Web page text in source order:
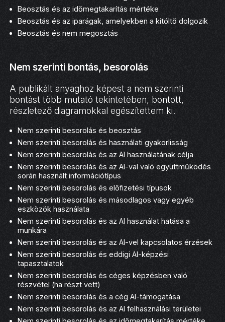
Beosztás és az időmegtakarítás mértéke
Beosztás és az iparágak, amelyekben a kitöltő dolgozik
Beosztás és nem megosztás
Nem szerinti bontás, besorolás
A publikált anyaghoz képest a nem szerinti
bontást több mutató tekintetében, bontott,
részletező diagramokkal egészítettem ki.
Nem szerinti besorolás és beosztás
Nem szerinti besorolás és használati gyakorlisság
Nem szerinti besorolás és az AI használatának célja
Nem szerinti besorolás és az AI-val való együttműködés
során használt információtípus
Nem szerinti besorolás és előfizetési típusok
Nem szerinti besorolás és másodlagos vagy egyéb
eszközök használata
Nem szerinti besorolás és az AI használat hatása a
munkára
Nem szerinti besorolás és az AI-vel kapcsolatos érzések
Nem szerinti besorolás és eddigi AI-képzési
tapasztalatok
Nem szerinti besorolás és céges képzésben való
részvétel (ha részt vett)
Nem szerinti besorolás és a cég AI-támogatása
Nem szerinti besorolás és az AI felhasználási területei